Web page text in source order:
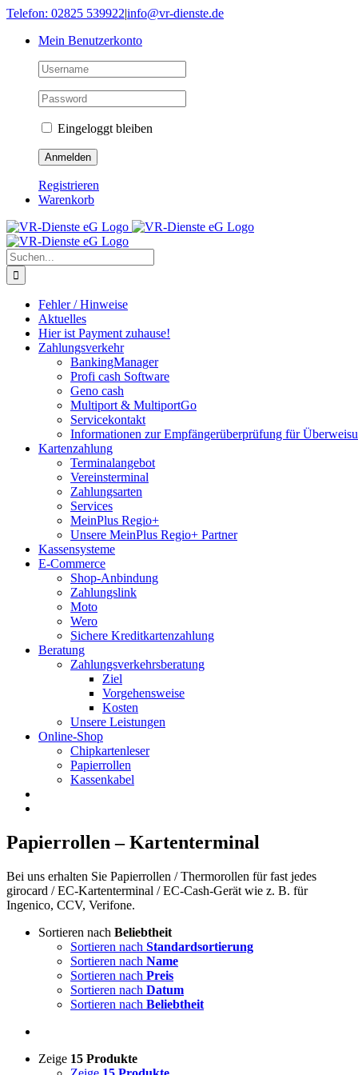
Skip
content
Telefon: 02825 539922|info@vr-dienste.de
Mein Benutzerkonto
Eingeloggt bleiben
Registrieren
Warenkorb
Suche
nach:
Fehler / Hinweise
Aktuelles
Hier ist Payment zuhause!
Zahlungsverkehr
BankingManager
Profi cash Software
Geno cash
Multiport & MultiportGo
Servicekontakt
Informationen zur Empfängerüberprüfung für
Kartenzahlung
Terminalangebot
Vereinsterminal
Zahlungsarten
Services
MeinPlus Regio+
Unsere MeinPlus Regio+ Partner
Kassensysteme
E-Commerce
Shop-Anbindung
Zahlungslink
Moto
Wero
Sichere Kreditkartenzahlung
Beratung
Zahlungsverkehrsberatung
Ziel
Vorgehensweise
Kosten
Unsere Leistungen
Online-Shop
Chipkartenleser
Papierrollen
Kassenkabel
Papierrollen – Kartenterminal
Bei uns erhalten Sie Papierrollen / Thermorollen für fast jedes
girocard / EC-Kartenterminal / EC-Cash-Gerät wie z. B. für
Ingenico, CCV, Verifone.
Sortieren nach Beliebtheit
Sortieren nach Standardsortierung
Sortieren nach Name
Sortieren nach Preis
Sortieren nach Datum
Sortieren nach Beliebtheit
Zeige 15 Produkte